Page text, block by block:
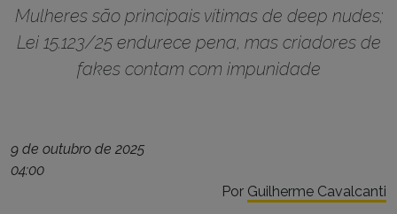
Mulheres são principais vítimas de deep nudes;
Lei 15.123/25 endurece pena, mas criadores de
fakes contam com impunidade
9 de outubro de 2025
04:00
Por Guilherme Cavalcanti